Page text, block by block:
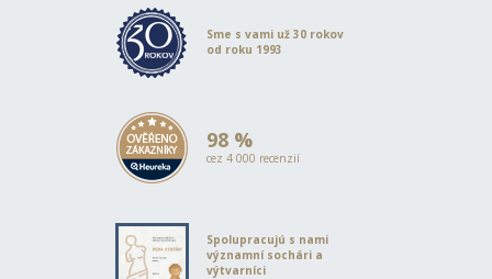
Sme s vami už 30 rokov
od roku 1993
98 %
cez 4 000 recenzií
Spolupracujú s nami
významní sochári a
výtvarníci